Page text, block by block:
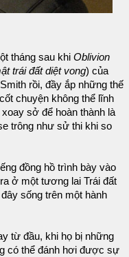
tháng sau khi Oblivion
trái đất diệt vong) của
rồi, đầy ắp những thế
chuyện không thể lĩnh
sở để hoàn thành là
trông như sử thi khi so
đồng hồ trình bày vào
ở một tương lai Trái đất
sống trên một hành
từ đầu, khi họ bị những
có thể đánh hơi được sự